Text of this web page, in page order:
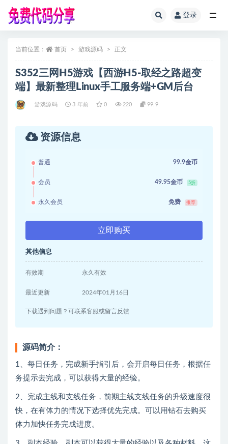
登录
当前位置： 首页 游戏源码 正文
S352三网H5游戏【西游H5-取经之路超变
端】最新整理Linux手工服务端+GM后台
游戏源码 3 年前 0 220 99.9
资源信息
普通 99.9金币
会员 49.95金币 5折
永久会员 免费 推荐
立即购买
其他信息
有效期 永久有效
最近更新 2024年01月16日
下载遇到问题？可联系客服或留言反馈
源码简介：
1、每日任务，完成新手指引后，会开启每日任务，根据任
务提示去完成，可以获得大量的经验。
2、完成主线和支线任务，前期主线支线任务的升级速度很
快，在有体力的情况下选择优先完成。可以用钻石去购买
体力加快任务完成进度。